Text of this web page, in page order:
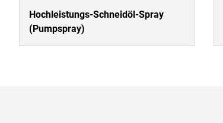
Hochleistungs-Schneidöl-Spray
(Pumpspray)